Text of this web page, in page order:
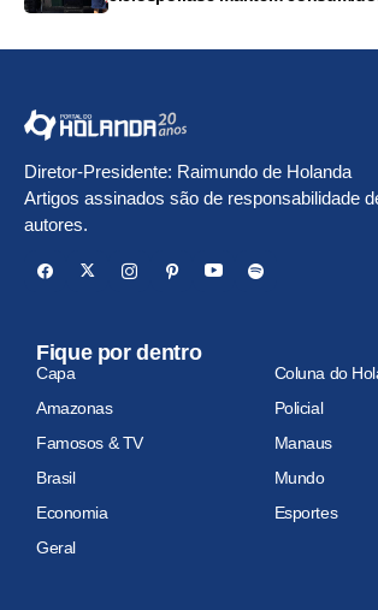
Diretor-Presidente: Raimundo de Holanda
Artigos assinados são de responsabilidade
autores.
Fique por dentro
Capa
Coluna do
Amazonas
Policial
Famosos & TV
Manaus
Brasil
Mundo
Economia
Esportes
Geral